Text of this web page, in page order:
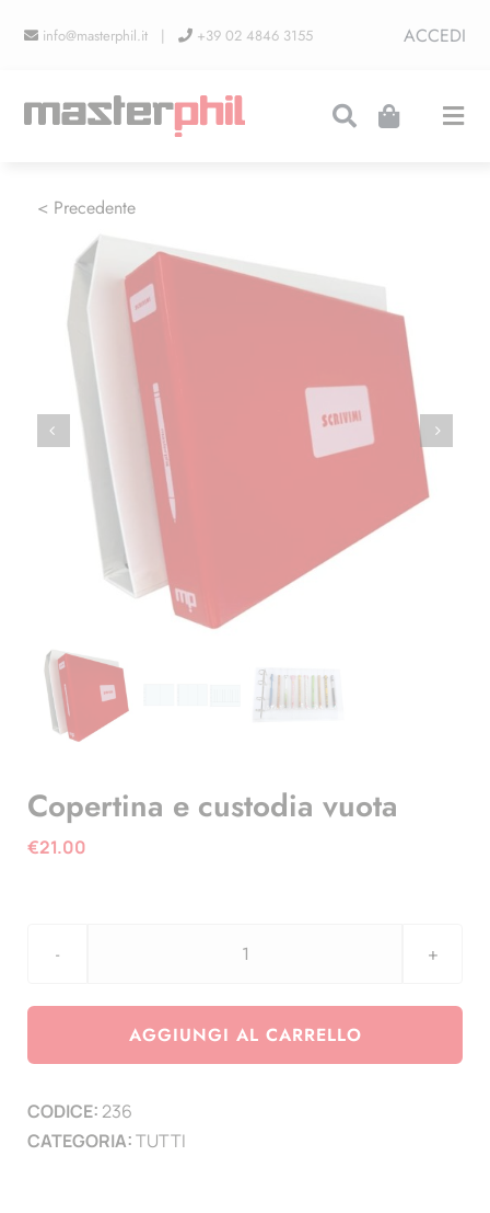
info@masterphil.it | +39 02 4846 3155 ACCEDI
LINEA COLLEZIONISMO
FIERE
CONTATTI
< Precedente
Copertina e custodia vuota
€21.00
Copertina
custodia
AGGIUNGI AL CARRELLO
CODICE: 236
CATEGORIA:TUTTI